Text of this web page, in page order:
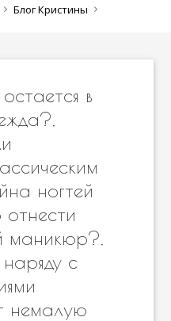
Блог Кристины
в
ногтей
маникюр?,
с
немалую